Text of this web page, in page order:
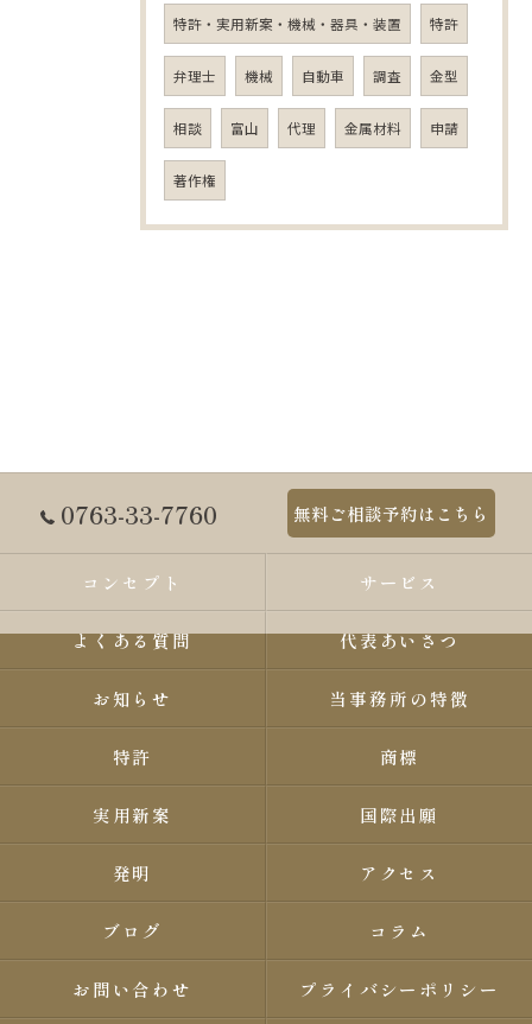
特許・実用新案・機械・器具・装置 特許
弁理士 機械 自動車 調査 金型
相談 富山 代理 金属材料 申請
著作権
0763-33-7760 無料ご相談予約はこちら
コンセプト サービス
よくある質問 代表あいさつ
お知らせ 当事務所の特徴
特許 商標
実用新案 国際出願
発明 アクセス
ブログ コラム
お問い合わせ プライバシーポリシー